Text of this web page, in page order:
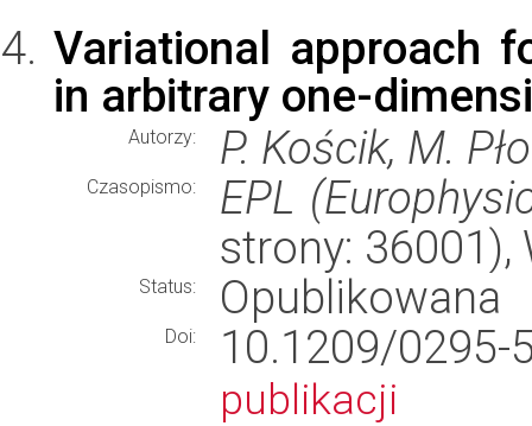
Variational approach
in arbitrary one-
Autorzy: P. Kościk, M.
Czasopismo:
EPL
strony:
Status: Opublikowana
Doi: 10.1209/
publikacji